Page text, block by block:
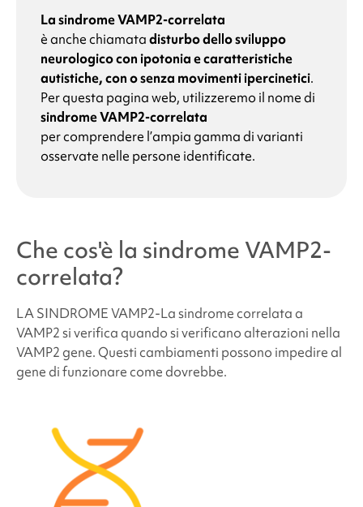
Sintomi
Quali sono le cause della sindrome VAMP2-
correlata?
Perché mio figlio ha un'alterazione del gene
famiglia dei futuri bambini abbiano lasindrome
VAMP2-correlata
Quante persone hanno lasindrome VAMP2-
correlata?
Le persone affette da sindrome VAMP2-correlata
Come viene trattata la
correlata?
La sindrome VAMP2-correlata
è anche chiamatadisturbo dello sviluppo
neurologico con ipotonia e caratteristiche
autistiche, con o senza movimenti ipercinetici.
Per questa pagina web, utilizzeremo il nome di
sindrome VAMP2-correlata
per comprendere l’ampia gamma di varianti
osservate nelle persone identificate.
Che cos'è la sindrome VAMP2-
correlata?
LA SINDROME VAMP2-La sindrome correlata a
VAMP2 si verifica quando si verificano alterazioni nella
VAMP2 gene. Questi cambiamenti possono impedire al
gene di funzionare come dovrebbe.